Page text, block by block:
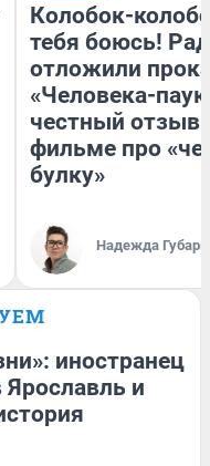
Колобок-
тебя боюсь!
отложили
«Человека-
честный отзыв
фильме про
булку»
Надежда Губарь
иностранец
Ярославль и